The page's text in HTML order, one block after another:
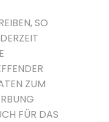
SO
ZUM
FÜR DAS